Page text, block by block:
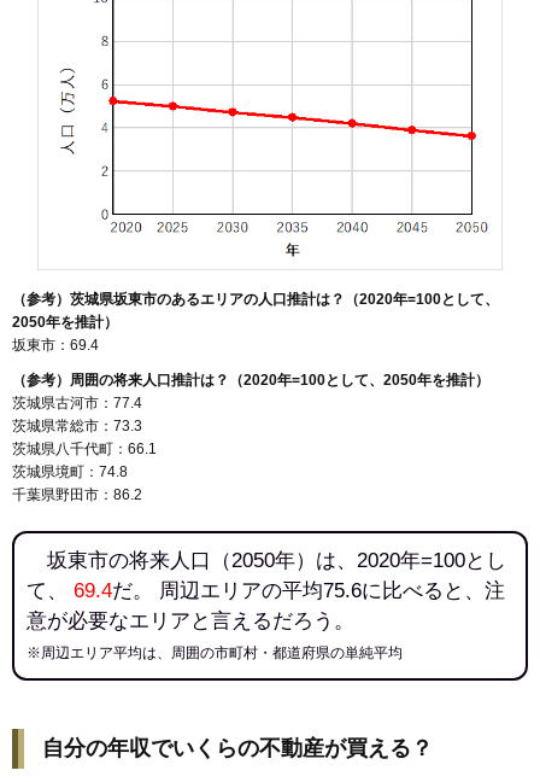
（参考）茨城県坂東市のあるエリアの人口推計は？（2020年=100として、
2050年を推計）
坂東市：69.4
（参考）周囲の将来人口推計は？（2020年=100として、2050年を推計）
茨城県古河市：77.4
茨城県常総市：73.3
茨城県八千代町：66.1
茨城県境町：74.8
千葉県野田市：86.2
坂東市の将来人口（2050年）は、2020年=100とし
て、 69.4だ。 周辺エリアの平均75.6に比べると、注
意が必要なエリアと言えるだろう。
※周辺エリア平均は、周囲の市町村・都道府県の単純平均
自分の年収でいくらの不動産が買える？